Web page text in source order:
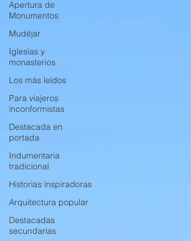
Apertura de
Monumentos
Mudéjar
Iglesias y
monasterios
Los más leídos
Para viajeros
inconformistas
Destacada en
portada
Indumentaria
tradicional
Historias inspiradoras
Arquitectura popular
Destacadas
secundarias